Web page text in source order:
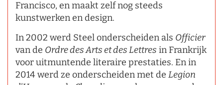
Francisco, en maakt zelf nog steeds
kunstwerken en design.
In 2002 werd Steel onderscheiden als Officier
van de Ordre des Arts et des Lettres in Frankrijk
voor uitmuntende literaire prestaties. En in
2014 werd ze onderscheiden met de Legion